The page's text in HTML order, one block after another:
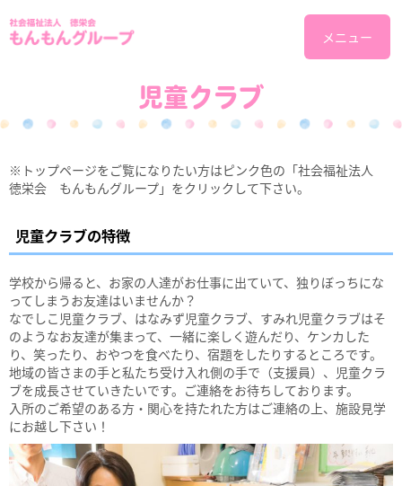
メニュー
児童クラブ
※トップページをご覧になりたい方はピンク色の「社会福祉法人
徳栄会 もんもんグループ」をクリックして下さい。
児童クラブの特徴
学校から帰ると、お家の人達がお仕事に出ていて、独りぼっちにな
ってしまうお友達はいませんか？
なでしこ児童クラブ、はなみず児童クラブ、すみれ児童クラブはそ
のようなお友達が集まって、一緒に楽しく遊んだり、ケンカした
り、笑ったり、おやつを食べたり、宿題をしたりするところです。
地域の皆さまの手と私たち受け入れ側の手で（支援員）、児童クラ
ブを成長させていきたいです。ご連絡をお待ちしております。
入所のご希望のある方・関心を持たれた方はご連絡の上、施設見学
にお越し下さい！